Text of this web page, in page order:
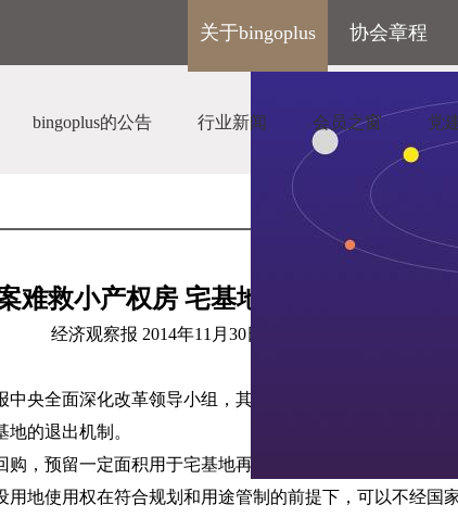
关于bingoplus 协会章程
bingoplus的公告 行业新闻 会员之窗
党
难救小产权房 宅基地仍限农户间流转
经济观察报 2014年11 月 30日
央全面深化改革领导小组，其中包括宅基地制度、征地
的退出机制。
，预留一定面积用于宅基地再分配，其余可以调整为集
地使用权在符合规划和用途管制的前提下，可以不经国